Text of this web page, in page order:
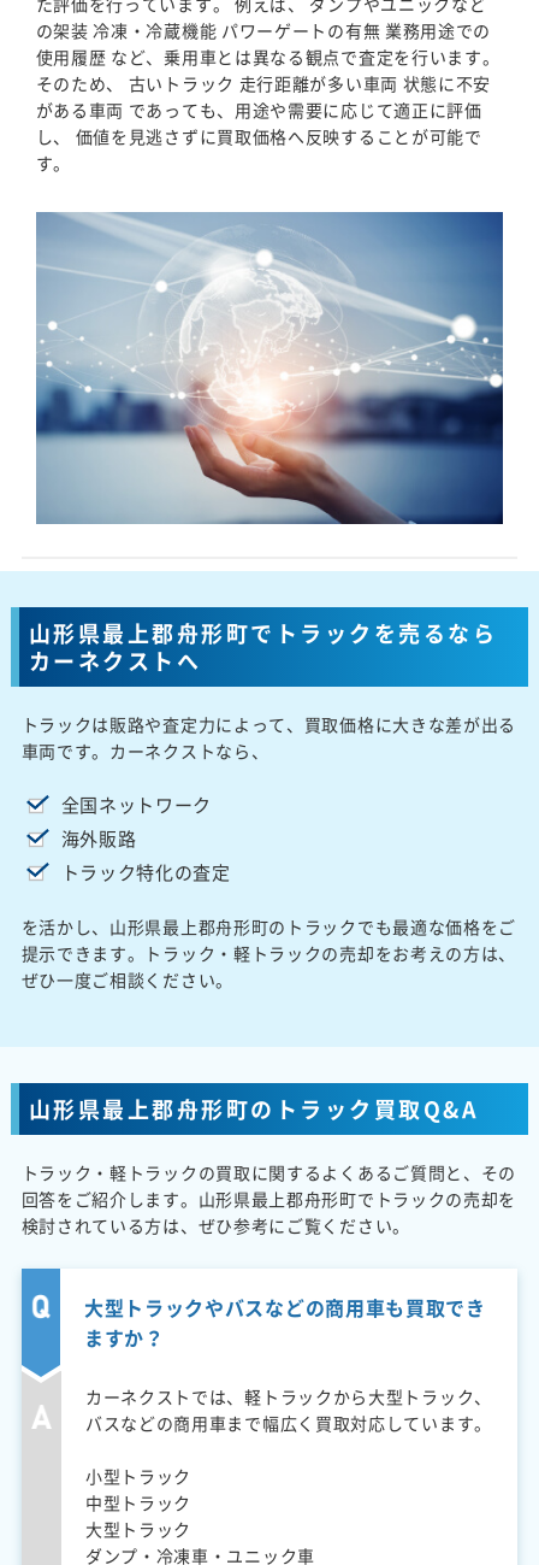
の架装 冷凍・冷蔵機能 パワーゲートの有無 業務用途での
使用履歴 など、乗用車とは異なる観点で査定を行います。
そのため、 古いトラック 走行距離が多い車両 状態に不安
がある車両 であっても、用途や需要に応じて適正に評価
し、 価値を見逃さずに買取価格へ反映することが可能で
す。
山形県最上郡舟形町でトラックを売るなら
カーネクストへ
トラックは販路や査定力によって、買取価格に大きな差が出る
車両です。カーネクストなら、
全国ネットワーク
海外販路
トラック特化の査定
を活かし、山形県最上郡舟形町のトラックでも最適な価格をご
提示できます。トラック・軽トラックの売却をお考えの方は、
ぜひ一度ご相談ください。
山形県最上郡舟形町のトラック買取Q&A
トラック・軽トラックの買取に関するよくあるご質問と、その
回答をご紹介します。山形県最上郡舟形町でトラックの売却を
検討されている方は、ぜひ参考にご覧ください。
大型トラックやバスなどの商用車も買取でき
ますか？
カーネクストでは、軽トラックから大型トラック、
バスなどの商用車まで幅広く買取対応しています。
小型トラック
中型トラック
大型トラック
ダンプ・冷凍車・ユニック車